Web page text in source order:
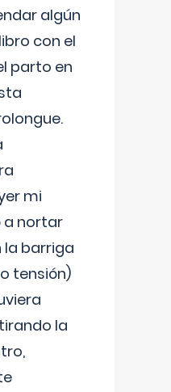
algún
con el
parto en
mi
a nortar
la barriga
tensión)
la